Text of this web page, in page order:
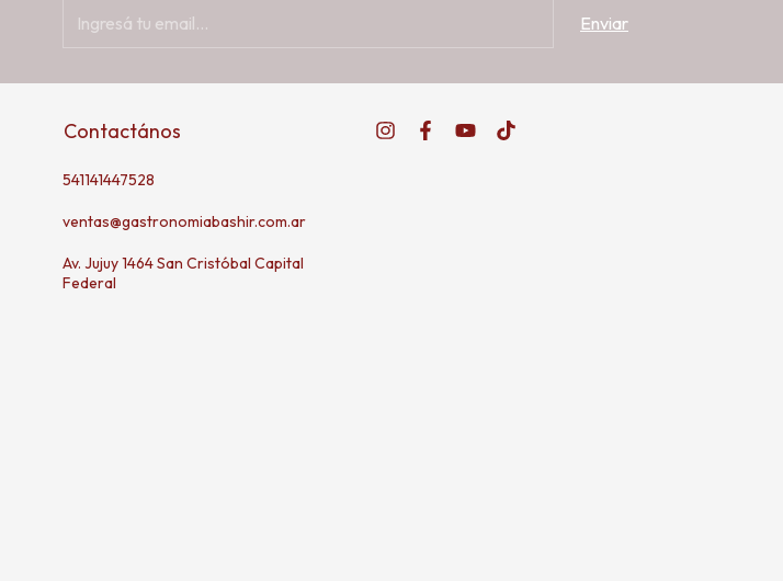
Contactános
541141447528
ventas@gastronomiabashir.com.ar
Av. Jujuy 1464 San Cristóbal Capital
Federal